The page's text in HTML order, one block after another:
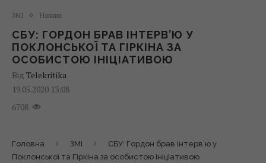
ЗМІ Новини
СБУ: ГОРДОН БРАВ ІНТЕРВ’Ю У
ПОКЛОНСЬКОЇ ТА ГІРКІНА ЗА
ОСОБИСТОЮ ІНІЦІАТИВОЮ
Від Telekritika
19.05.2020 13:08
6708
Головна ЗМІ
СБУ: Гордон брав інтерв’ю у
Поклонської та Гіркіна за особистою ініціативою